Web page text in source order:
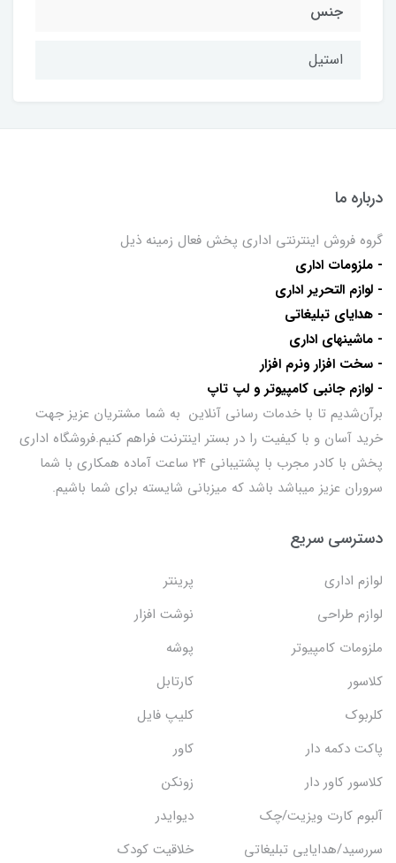
جنس
استیل
درباره ما
گروه فروش اینترنتی اداری پخش فعال زمینه ذیل
- ملزومات اداری
- لوازم التحریر اداری
- هدایای تبلیغاتی
- ماشینهای اداری
- سخت افزار ونرم افزار
- لوازم جانبی کامپیوتر و لپ تاپ
برآن‌شدیم تا با خدمات رسانی آنلاین به شما مشتریان عزیز جهت
خرید آسان و با کیفیت را در بستر اینترنت فراهم کنیم.فروشگاه اداری
پخش با کادر مجرب با پشتیبانی ۲۴ ساعت آماده همکاری با شما
سروران عزیز میباشد باشد که میزبانی شایسته برای شما باشیم.
دسترسی سریع
لوازم اداری
پرینتر
لوازم طراحی
نوشت افزار
ملزومات کامپیوتر
پوشه
کلاسور
کارتابل
کلربوک
کلیپ فایل
پاکت دکمه دار
کاور
کلاسور کاور دار
زونکن
آلبوم کارت ویزیت/چک
دیوایدر
سررسید/هدایایی تبلیغاتی
خلاقیت کودک